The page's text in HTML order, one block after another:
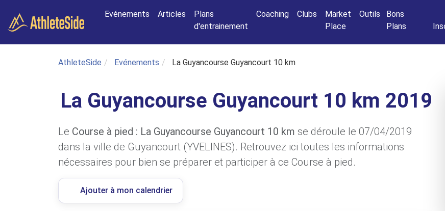
Evénements
Articles
Plans
d'entrainement
Coaching Clubs
Market
Place
Outils
Bons
Plans
AthleteSide Evénements La Guyancourse Guyancourt 10 km
La Guyancourse Guyancourt 10 km 2019
Le Course à pied : La Guyancourse Guyancourt 10 km se déroule le 07/04/2019
dans la ville de Guyancourt (YVELINES). Retrouvez ici toutes les informations
nécessaires pour bien se préparer et participer à ce Course à pied.
Ajouter à mon calendrier